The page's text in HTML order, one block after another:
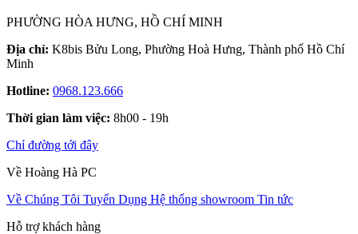
PHƯỜNG HÒA HƯNG, HỒ CHÍ MINH
Địa chỉ: K8bis Bửu Long, Phường Hoà Hưng, Thành phố Hồ Chí
Minh
Hotline: 0968.123.666
Thời gian làm việc: 8h00 - 19h
Chỉ đường tới đây
Về Hoàng Hà PC
Về Chúng Tôi Tuyển Dụng Hệ thống showroom Tin tức
Hỗ trợ khách hàng